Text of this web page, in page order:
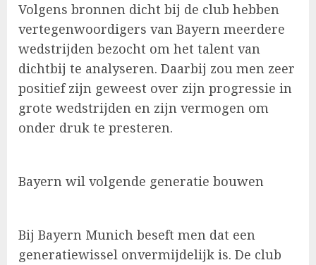
Volgens bronnen dicht bij de club hebben
vertegenwoordigers van Bayern meerdere
wedstrijden bezocht om het talent van
dichtbij te analyseren. Daarbij zou men zeer
positief zijn geweest over zijn progressie in
grote wedstrijden en zijn vermogen om
onder druk te presteren.
Bayern wil volgende generatie bouwen
Bij Bayern Munich beseft men dat een
generatiewissel onvermijdelijk is. De club